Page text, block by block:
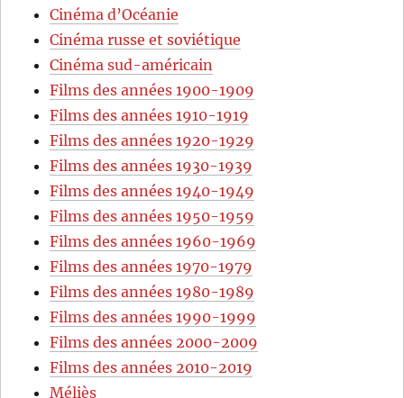
Cinéma d’Océanie
Cinéma russe et soviétique
Cinéma sud-américain
Films des années 1900-1909
Films des années 1910-1919
Films des années 1920-1929
Films des années 1930-1939
Films des années 1940-1949
Films des années 1950-1959
Films des années 1960-1969
Films des années 1970-1979
Films des années 1980-1989
Films des années 1990-1999
Films des années 2000-2009
Films des années 2010-2019
Méliès